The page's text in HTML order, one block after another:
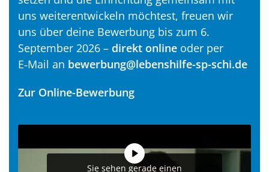
uns weiterentwickeln möchtest, freuen wir
uns über deine Bewerbung bis zum 6.
September 2026 – direkt online oder per
E‑Mail an bewerbung@lebenshilfe-sp-schi.de
Zur Online-Bewerbung
Sie sehen gerade einen